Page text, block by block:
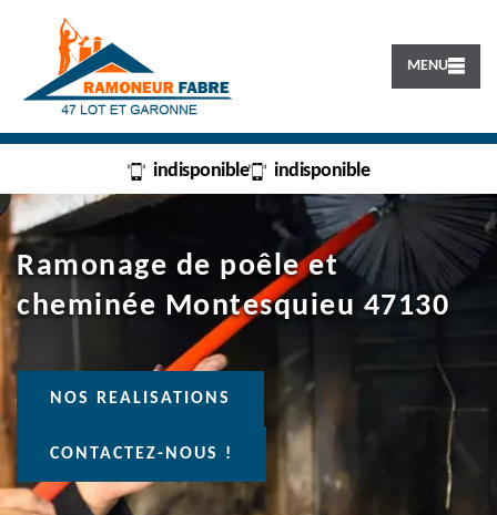
MENU
indisponible indisponible
Ramonage de poêle et
cheminée Montesquieu 47130
NOS REALISATIONS
CONTACTEZ-NOUS !